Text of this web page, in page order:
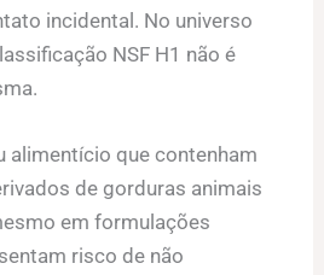
incidental. No universo
NSF H1 não é
alimentício que contenham
de gorduras animais
em formulações
risco de não